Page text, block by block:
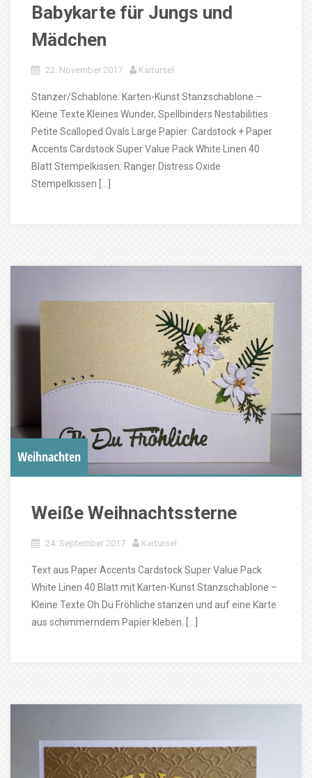
Babykarte für Jungs und
Mädchen
22. November 2017 Kartursel
Stanzer/Schablone: Karten-Kunst Stanzschablone –
Kleine Texte Kleines Wunder, Spellbinders Nestabilities
Petite Scalloped Ovals Large Papier: Cardstock + Paper
Accents Cardstock Super Value Pack White Linen 40
Blatt Stempelkissen: Ranger Distress Oxide
Stempelkissen […]
Weihnachten
Weiße Weihnachtssterne
24. September 2017 Kartursel
Text aus Paper Accents Cardstock Super Value Pack
White Linen 40 Blatt mit Karten-Kunst Stanzschablone –
Kleine Texte Oh Du Fröhliche stanzen und auf eine Karte
aus schimmerndem Papier kleben. […]